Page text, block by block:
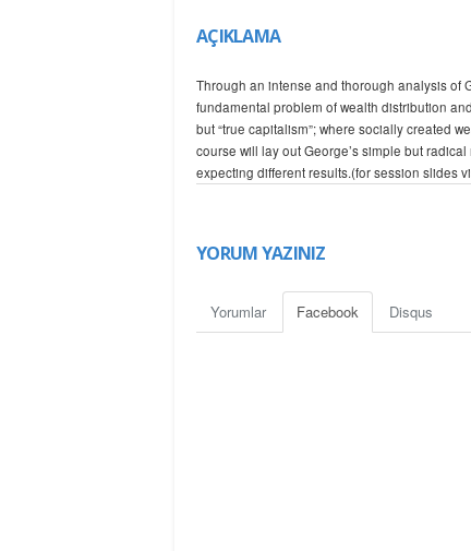
AÇIKLAMA
Through an intense and thorough analysis of
fundamental problem of wealth distribution
but “true capitalism”; where socially created
course will lay out George’s simple but
expecting different results.(for session slides
Time: 6:30 PM – 8:30 PM
YORUM YAZINIZ
Yorumlar Facebook Disqus